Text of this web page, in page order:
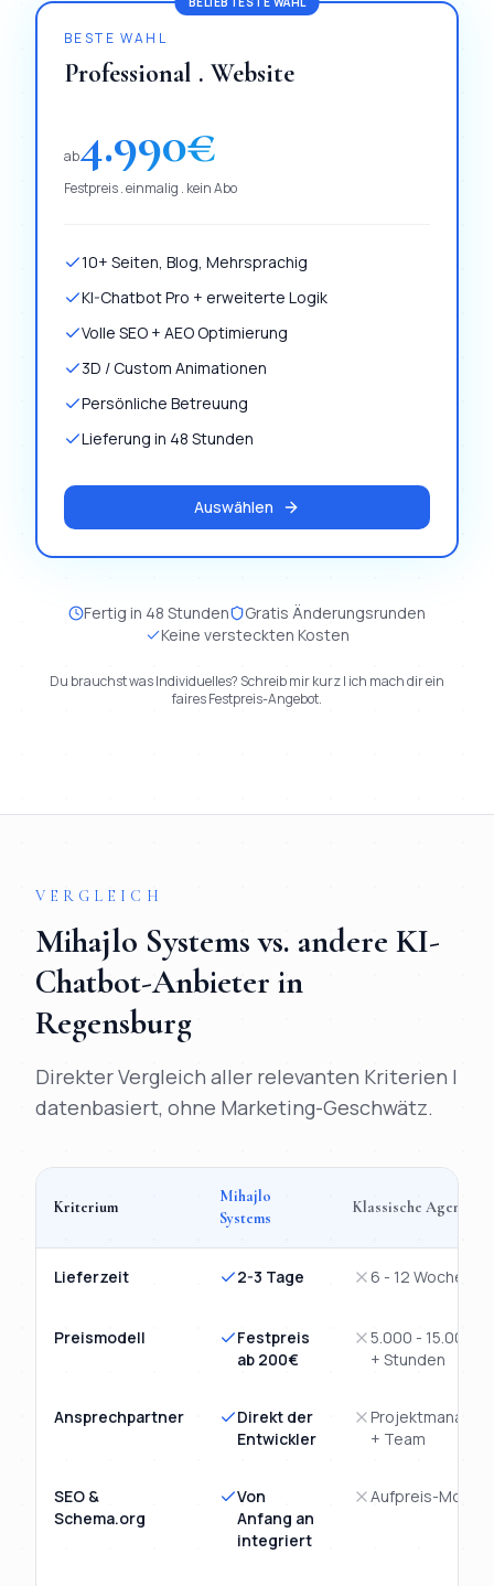
BESTE WAHL
Professional . Website
ab4.990€
Festpreis . einmalig . kein Abo
10+ Seiten, Blog, Mehrsprachig
KI-Chatbot Pro + erweiterte Logik
Volle SEO + AEO Optimierung
3D / Custom Animationen
Persönliche Betreuung
Lieferung in 48 Stunden
Auswählen
Fertig in 48 Stunden
Gratis Änderungsrunden
Keine versteckten Kosten
Du brauchst was Individuelles? Schreib mir kurz | ich mach dir ein
faires Festpreis-Angebot.
VERGLEICH
Mihajlo Systems vs. andere KI-
Chatbot-Anbieter in
Regensburg
Direkter Vergleich aller relevanten Kriterien |
datenbasiert, ohne Marketing-Geschwätz.
Kriterium
Mihajlo
Systems
Klassische Agentur
Lieferzeit 2-3 Tage 6 - 12 Wochen
Preismodell
Festpreis
ab 200€
5.000 - 15.000€
+ Stunden
Ansprechpartner
Direkt der
Entwickler
Projektmanager
+ Team
SEO &
Schema.org
Von
Anfang an
integriert
Aufpreis-Modul